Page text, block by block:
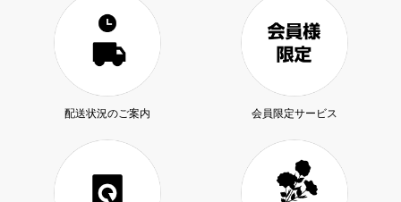
配送状況のご案内 会員限定サービス